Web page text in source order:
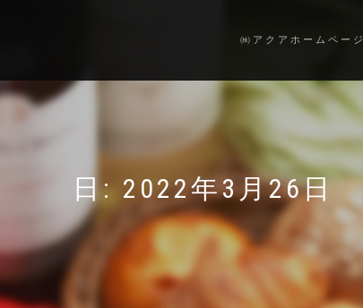
㈱アクアホームページ
日: 2022年3月26日